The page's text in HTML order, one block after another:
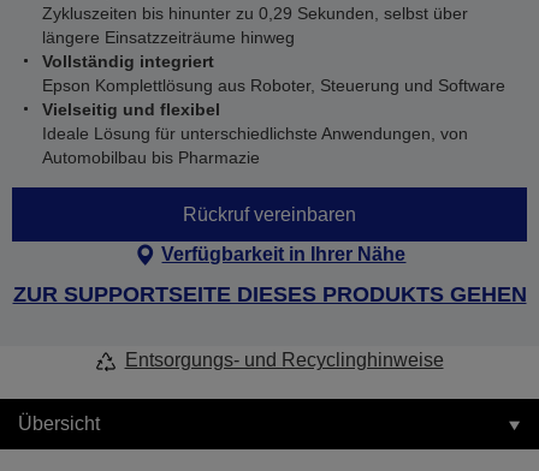
Zykluszeiten bis hinunter zu 0,29 Sekunden, selbst über
längere Einsatzzeiträume hinweg
Vollständig integriert
Epson Komplettlösung aus Roboter, Steuerung und Software
Vielseitig und flexibel
Ideale Lösung für unterschiedlichste Anwendungen, von
Automobilbau bis Pharmazie
Rückruf vereinbaren
Verfügbarkeit in Ihrer Nähe
ZUR SUPPORTSEITE DIESES PRODUKTS GEHEN
Entsorgungs- und Recyclinghinweise
Übersicht